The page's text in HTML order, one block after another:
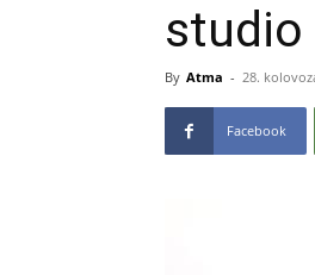
studio
By Atma - 28.
Facebook